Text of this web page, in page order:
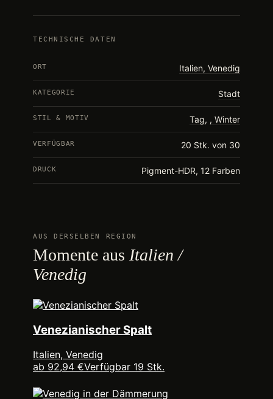
TECHNISCHE DATEN
ORT Italien, Venedig
KATEGORIE Stadt
STIL & MOTIV Tag, Winter
VERFÜGBAR 20 Stk. von 30
DRUCK Pigment-HDR, 12 Farben
AUS DERSELBEN REGION
Momente aus Italien /
Venedig
Venezianischer Spalt
Italien, Venedig
ab 92,94 €Verfügbar 19 Stk.